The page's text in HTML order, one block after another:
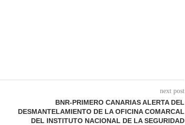
next post
BNR-PRIMERO CANARIAS ALERTA DEL
DESMANTELAMIENTO DE LA OFICINA COMARCAL
DEL INSTITUTO NACIONAL DE LA SEGURIDAD